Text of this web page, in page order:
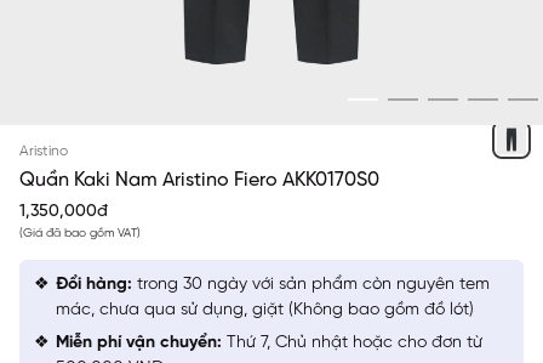
Aristino
Quần Kaki Nam Aristino Fiero AKK0170S0
1,350,000đ
(Giá đã bao gồm VAT)
Đổi hàng: trong 30 ngày với sản phẩm còn nguyên tem
mác, chưa qua sử dụng, giặt (Không bao gồm đồ lót)
Miễn phí vận chuyển: Thứ 7, Chủ nhật hoặc cho đơn từ